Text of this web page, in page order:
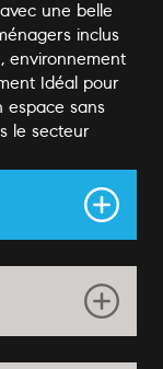
une belle
inclus
environnement
Idéal pour
espace sans
le secteur